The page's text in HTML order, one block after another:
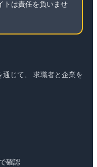
トは責任を負いませ
通じて、 求職者と企業を
確認